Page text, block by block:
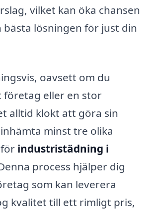
vilket kan öka chansen
lösningen för just din
oavsett om du
eller en stor
alltid klokt att göra sin
minst tre olika
industristädning i
process hjälper dig
som kan leverera
kvalitet till ett rimligt pris,